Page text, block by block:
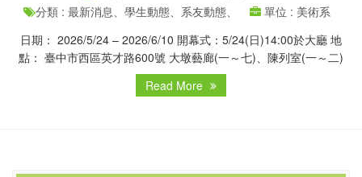
分類 : 最新消息、學生動態、系友動態、
單位 : 美術系
日期： 2026/5/24 – 2026/6/10 開幕式：5/24(日)14:00於大廳 地
點： 臺中市西區英才路600號 大墩藝廊(一～七)、陳列室(一～二)
Read More